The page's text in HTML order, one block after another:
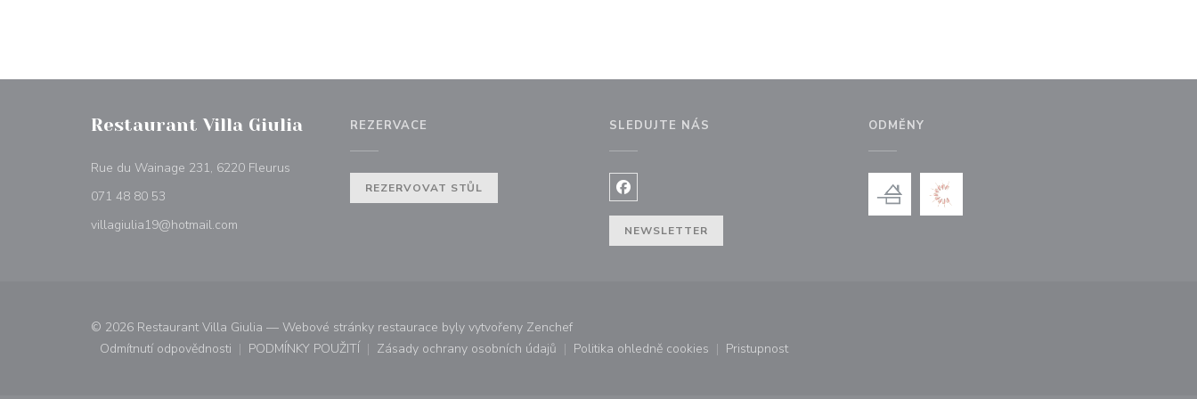
Restaurant Villa Giulia
Rue du Wainage 231, 6220 Fleurus
071 48 80 53
villagiulia19@hotmail.com
REZERVACE
REZERVOVAT STŮL
SLEDUJTE NÁS
Facebook ((otevře se v novém okně))
NEWSLETTER
ODMĚNY
© 2026 Restaurant Villa Giulia — Webové stránky restaurace byly vytvořeny Zenchef((otevře se v novém okně))
Odmítnutí odpovědnosti
((otevře se v novém okně))
PODMÍNKY POUŽITÍ
((otevře se v novém okně))
Zásady ochrany osobních údajů
((otevře se v novém okně))
Politika ohledně cookies
((otevře se v novém okně))
Pristupnost
((otevře se v novém okně))